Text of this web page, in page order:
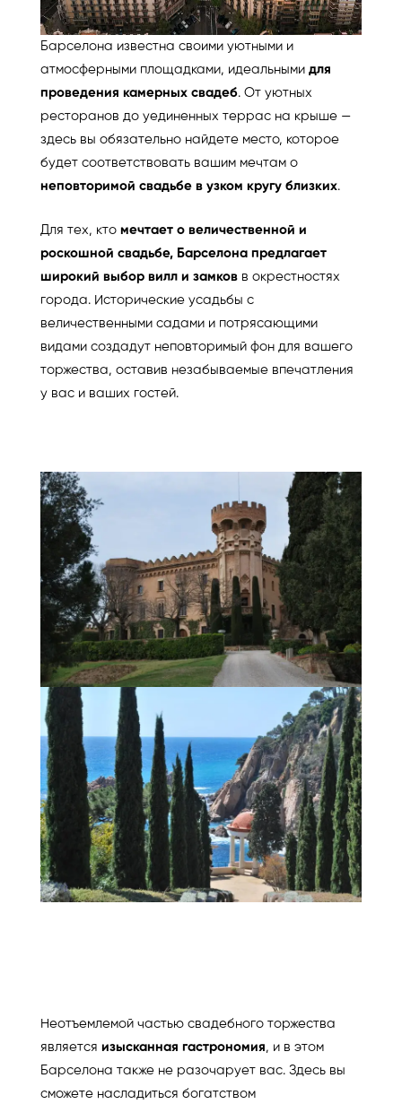
Барселона известна своими уютными и
атмосферными площадками, идеальными для
проведения камерных свадеб. От уютных
ресторанов до уединенных террас на крыше —
здесь вы обязательно найдете место, которое
будет соответствовать вашим мечтам о
неповторимой свадьбе в узком кругу близких.
Для тех, кто мечтает о величественной и
роскошной свадьбе, Барселона предлагает
широкий выбор вилл и замков в окрестностях
города. Исторические усадьбы с
величественными садами и потрясающими
видами создадут неповторимый фон для вашего
торжества, оставив незабываемые впечатления
у вас и ваших гостей.
Неотъемлемой частью свадебного торжества
является изысканная гастрономия, и в этом
Барселона также не разочарует вас. Здесь вы
сможете насладиться богатством